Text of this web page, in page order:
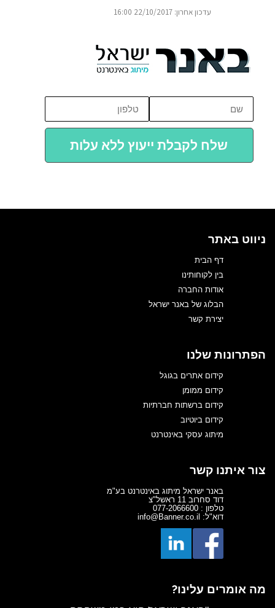
עדכון אחרון: 22/10/2017 16:00
שלח לקבלת ייעוץ ללא עלות
ניווט באתר
דף הבית
בין לקוחותינו
אודות החברה
הבלוג של באנר ישראל
יצירת קשר
הפתרונות שלנו
קידום אתרים בגוגל
קידום ממומן
קידום ברשתות חברתיות
קידום ביוטיוב
מיתוג עסקי באינטרנט
צור איתנו קשר
באנר ישראל מיתוג באינטרנט בע"מ
דוד סחרוב 11 ראשל"צ
טלפון : 077-2066600
דוא"ל: info@Banner.co.il
מה אומרים עלינו?